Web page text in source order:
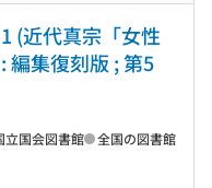
(近代真宗「女性
編集復刻版 ; 第5
立国会図書館 全国の図書館